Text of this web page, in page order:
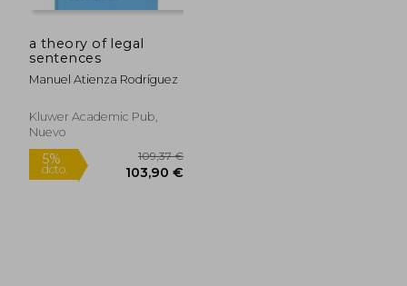
20,99 €
a theory of legal
sentences
Manuel Atienza Rodríguez
Kluwer Academic Pub,
Nuevo